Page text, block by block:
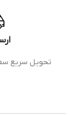
تحویل سریع